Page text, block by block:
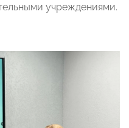
учреждениями.